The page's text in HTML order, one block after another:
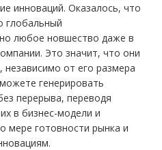
инноваций. Оказалось, что
глобальный
любое новшество даже в
Это значит, что они
от его размера
генерировать
перерыва, переводя
в бизнес-модели и
мере готовности рынка и